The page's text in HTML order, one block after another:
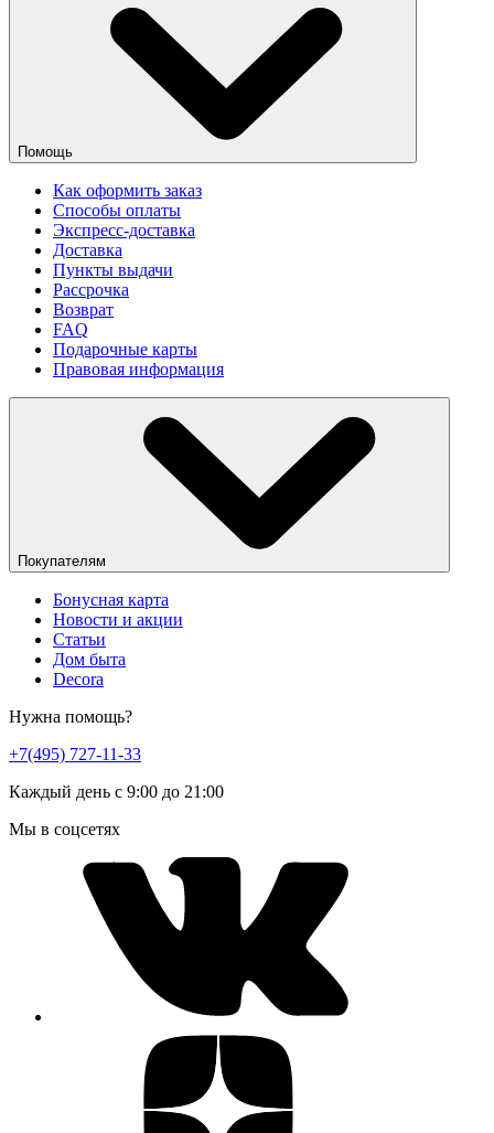
Помощь
Как оформить заказ
Способы оплаты
Экспресс-доставка
Доставка
Пункты выдачи
Рассрочка
Возврат
FAQ
Подарочные карты
Правовая информация
Покупателям
Бонусная карта
Новости и акции
Статьи
Дом быта
Decora
Нужна помощь?
+7(495) 727-11-33
Каждый день с 9:00 до 21:00
Мы в соцсетях